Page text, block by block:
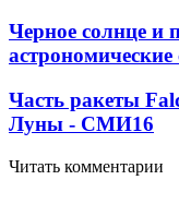
Черное солнце и
астрономические
Часть ракеты
Луны - СМИ16
Читать комментарии